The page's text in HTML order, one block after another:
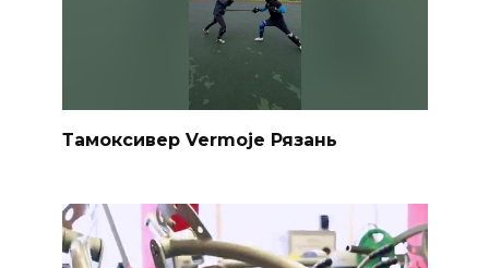
Тамоксивер Vermoje Рязань